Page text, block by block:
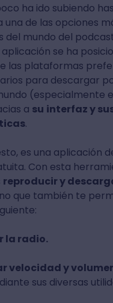
ha ido subiendo
una de las opciones
del mundo del
se ha
las plataformas
para descargar
(especialmente
a su interfaz y
.
es una aplicación
Con esta
reproducir y
que también te
la radio.
velocidad y
sus diversas